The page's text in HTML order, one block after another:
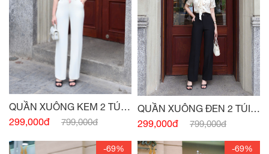
QUẦN XUÔNG KEM 2 TÚI
TRƯỚC
299,000đ 799,000đ
QUẦN XUÔNG ĐEN 2 TÚI
TRƯỚC
299,000đ 799,000đ
-69% -69%